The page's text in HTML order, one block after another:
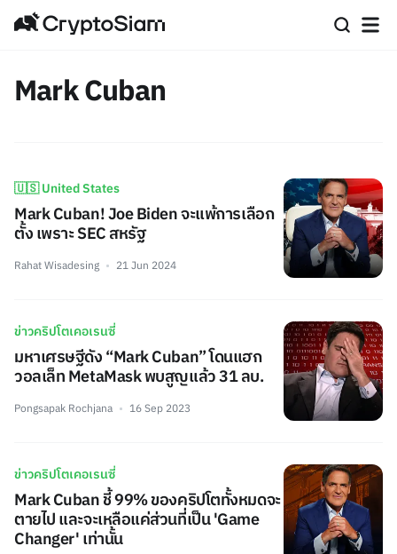
Mark Cuban
🇺🇸 United States
Mark Cuban! Joe Biden จะแพ้การเลือก
ตั้ง เพราะ SEC สหรัฐ
Rahat Wisadesing 21 Jun 2024
ข่าวคริปโตเคอเรนซี่
มหาเศรษฐีดัง “Mark Cuban” โดนแฮก
วอลเล็ท MetaMask พบสูญแล้ว 31 ลบ.
Pongsapak Rochjana 16 Sep 2023
ข่าวคริปโตเคอเรนซี่
Mark Cuban ชี้ 99% ของคริปโตทั้งหมดจะ
ตายไป และจะเหลือแค่ส่วนที่เป็น 'Game
Changer' เท่านั้น